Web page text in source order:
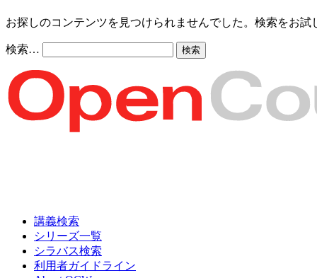
お探しのコンテンツを見つけられませんでした。検索をお試
検索…
講義検索
シリーズ一覧
シラバス検索
利用者ガイドライン